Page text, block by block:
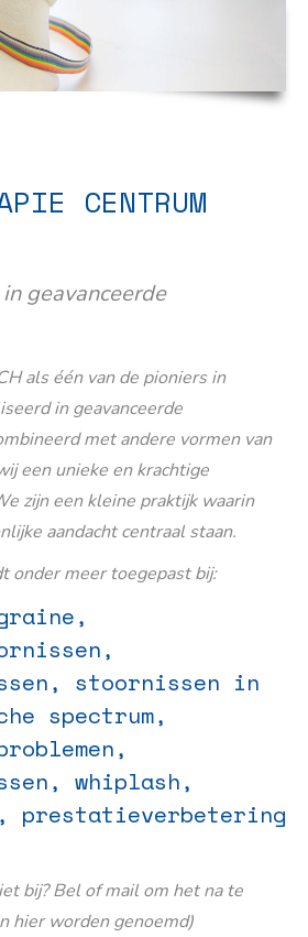
CENTRUM
geavanceerde
als één van de pioniers in
in geavanceerde
met andere vormen van
een unieke en krachtige
zijn een kleine praktijk waarin
aandacht centraal staan.
onder meer toegepast bij:
stoornissen in
spectrum,
whiplash,
prestatieverbetering
bij? Bel of mail om het na te
hier worden genoemd)